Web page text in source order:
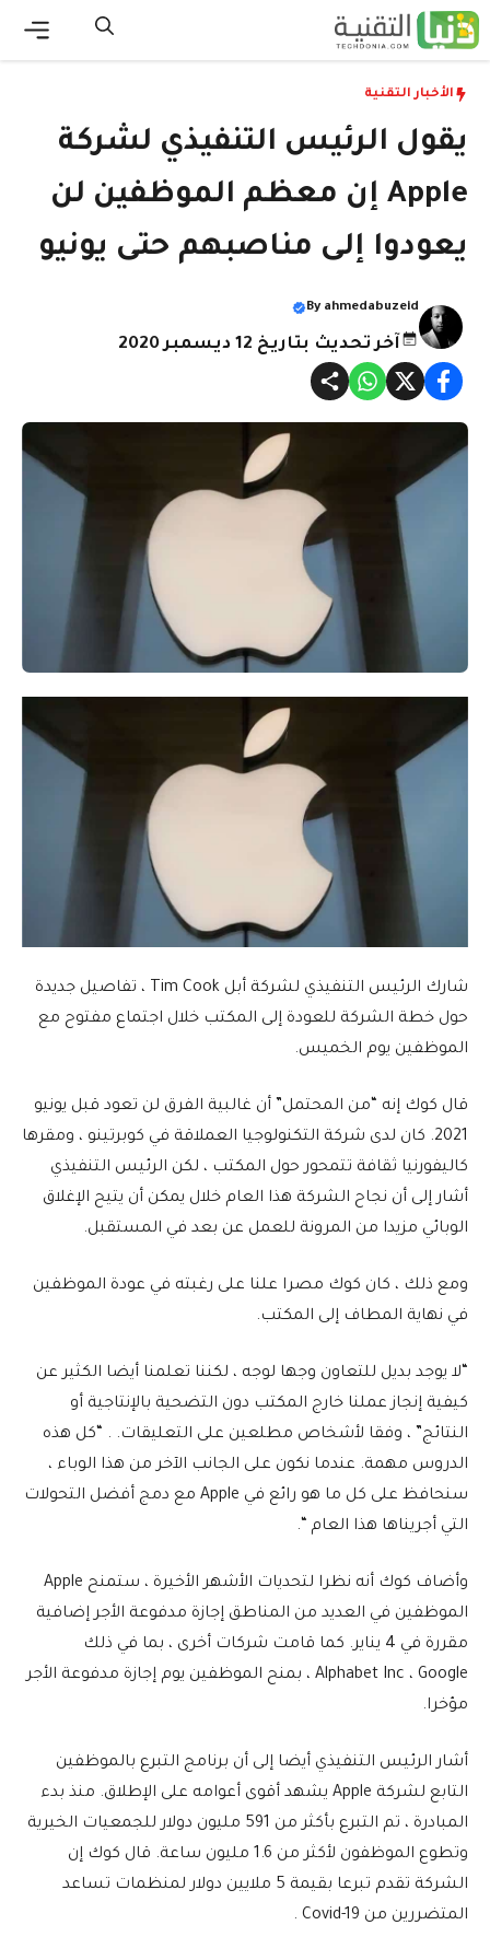
انتقل
إلى
الأخبار التقنية
يقول الرئيس التنفيذي لشركة
Apple إن معظم الموظفين لن
يعودوا إلى مناصبهم حتى يونيو
By ahmedabuzeid
آخر تحديث بتاريخ 12 ديسمبر 2020
شارك الرئيس التنفيذي لشركة أبل Tim Cook ، تفاصيل جديدة
حول خطة الشركة للعودة إلى المكتب خلال اجتماع مفتوح مع
الموظفين يوم الخميس.
قال كوك إنه “من المحتمل” أن غالبية الفرق لن تعود قبل يونيو
2021. كان لدى شركة التكنولوجيا العملاقة في كوبرتينو ، ومقرها
كاليفورنيا ثقافة تتمحور حول المكتب ، لكن الرئيس التنفيذي
أشار إلى أن نجاح الشركة هذا العام خلال يمكن أن يتيح الإغلاق
الوبائي مزيدا من المرونة للعمل عن بعد في المستقبل.
ومع ذلك ، كان كوك مصرا علنا ​​على رغبته في عودة الموظفين
في نهاية المطاف إلى المكتب.
“لا يوجد بديل للتعاون وجها لوجه ، لكننا تعلمنا أيضا الكثير عن
كيفية إنجاز عملنا خارج المكتب دون التضحية بالإنتاجية أو
النتائج” ، وفقا لأشخاص مطلعين على التعليقات. . “كل هذه
الدروس مهمة. عندما نكون على الجانب الآخر من هذا الوباء ،
سنحافظ على كل ما هو رائع في Apple مع دمج أفضل التحولات
التي أجريناها هذا العام “.
وأضاف كوك أنه نظرا لتحديات الأشهر الأخيرة ، ستمنح Apple
الموظفين في العديد من المناطق إجازة مدفوعة الأجر إضافية
مقررة في 4 يناير. كما قامت شركات أخرى ، بما في ذلك
Alphabet Inc ، Google ، بمنح الموظفين يوم إجازة مدفوعة الأجر
مؤخرا.
أشار الرئيس التنفيذي أيضا إلى أن برنامج التبرع بالموظفين
التابع لشركة Apple يشهد أقوى أعوامه على الإطلاق. منذ بدء
المبادرة ، تم التبرع بأكثر من 591 مليون دولار للجمعيات الخيرية
وتطوع الموظفون لأكثر من 1.6 مليون ساعة. قال كوك إن
الشركة تقدم تبرعا بقيمة 5 ملايين دولار لمنظمات تساعد
المتضررين من Covid-19 .